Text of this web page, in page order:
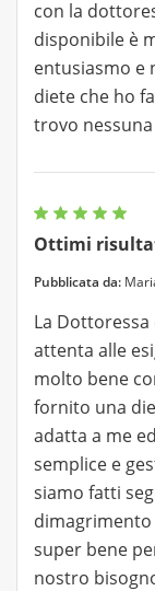
con la
disponibile è
entusiasmo e
diete che ho
trovo
Ottimi
Pubblicata da:
La
attenta alle
molto bene
fornito una
adatta a me
semplice e
siamo fatti
super bene
nostro